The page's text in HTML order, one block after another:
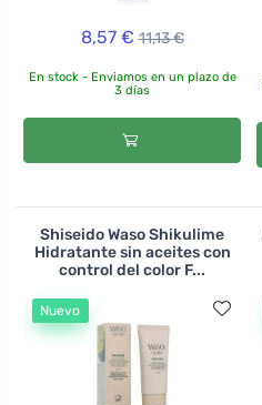
8,57 € 11,13 €
En stock - Enviamos en un plazo de
3 días
Shiseido Waso Shikulime
Hidratante sin aceites con
control del color F...
Nuevo